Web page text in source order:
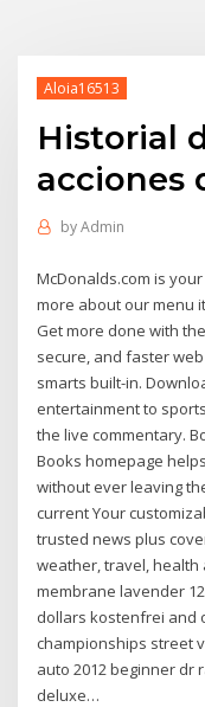
Aloia16513
Historial
acciones
byAdmin
McDonalds.com is
more about our menu
Get more done with
secure, and faster
smarts built-in.
entertainment to
the live commentary.
Books homepage
without ever leaving
current Your
trusted news plus
weather, travel, health
membrane lavender
dollars kostenfrei and
championships street
auto 2012 beginner dr
deluxe…